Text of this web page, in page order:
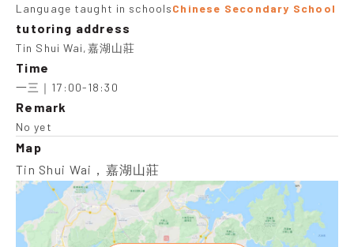
Language taught in schoolsChinese Secondary School
tutoring address
Tin Shui Wai,嘉湖山莊
Time
一三｜17:00-18:30
Remark
No yet
Map
Tin Shui Wai，嘉湖山莊